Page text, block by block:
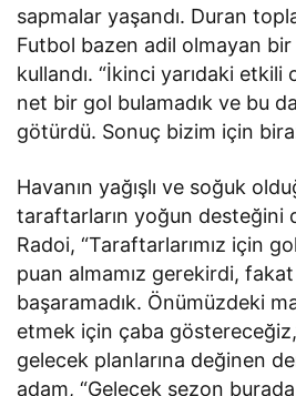
sapmalar yaşandı. Duran
Futbol bazen adil olmayan
kullandı. “İkinci yarıdaki
net bir gol bulamadık ve bu
götürdü. Sonuç bizim için biraz
Havanın yağışlı ve soğuk
taraftarların yoğun desteğini
Radoi, “Taraftarlarımız için
puan almamız gerekirdi,
başaramadık. Önümüzdeki
etmek için çaba
gelecek planlarına değinen
adam, “Gelecek sezon